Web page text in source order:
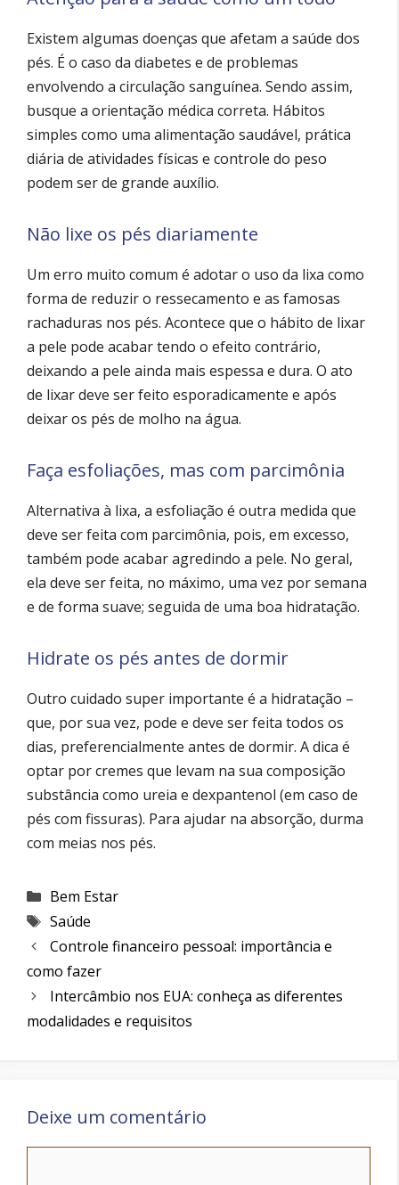
Existem algumas doenças que afetam a saúde dos
pés. É o caso da diabetes e de problemas
envolvendo a circulação sanguínea. Sendo assim,
busque a orientação médica correta. Hábitos
simples como uma alimentação saudável, prática
diária de atividades físicas e controle do peso
podem ser de grande auxílio.
Não lixe os pés diariamente
Um erro muito comum é adotar o uso da lixa como
forma de reduzir o ressecamento e as famosas
rachaduras nos pés. Acontece que o hábito de lixar
a pele pode acabar tendo o efeito contrário,
deixando a pele ainda mais espessa e dura. O ato
de lixar deve ser feito esporadicamente e após
deixar os pés de molho na água.
Faça esfoliações, mas com parcimônia
Alternativa à lixa, a esfoliação é outra medida que
deve ser feita com parcimônia, pois, em excesso,
também pode acabar agredindo a pele. No geral,
ela deve ser feita, no máximo, uma vez por semana
e de forma suave; seguida de uma boa hidratação.
Hidrate os pés antes de dormir
Outro cuidado super importante é a hidratação –
que, por sua vez, pode e deve ser feita todos os
dias, preferencialmente antes de dormir. A dica é
optar por cremes que levam na sua composição
substância como ureia e dexpantenol (em caso de
pés com fissuras). Para ajudar na absorção, durma
com meias nos pés.
Categorias
Bem Estar
Etiquetas
Saúde
Controle financeiro pessoal: importância e
como fazer
Intercâmbio nos EUA: conheça as diferentes
modalidades e requisitos
Deixe um comentário